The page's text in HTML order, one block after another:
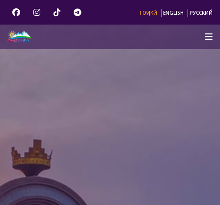
ТОҶИКӢ | ENGLISH | РУССКИЙ